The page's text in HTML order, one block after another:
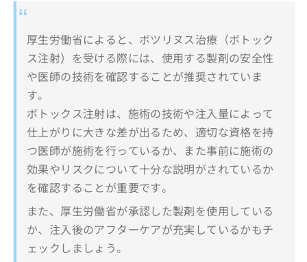
厚生労働省によると、ボツリヌス治療（ボトック
ス注射）を受ける際には、使用する製剤の安全性
や医師の技術を確認することが推奨されていま
す。
ボトックス注射は、施術の技術や注入量によって
仕上がりに大きな差が出るため、適切な資格を持
つ医師が施術を行っているか、また事前に施術の
効果やリスクについて十分な説明がされているか
を確認することが重要です。
また、厚生労働省が承認した製剤を使用している
か、注入後のアフターケアが充実しているかもチ
ェックしましょう。